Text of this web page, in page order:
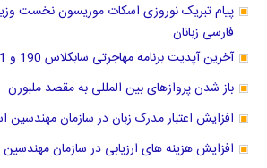
پیام تبریک نوروزی اسکات موریسون نخست وزیر
فارسی زبانان
آخرین آپدیت برنامه مهاجرتی سابکلاس 190 و 491 تاسمانیا
باز شدن پروازهای بین المللی به مقصد ملبورن
افزایش اعتبار مدرک زبان در سازمان مهندسین
افزایش هزینه های ارزیابی در سازمان مهندسین